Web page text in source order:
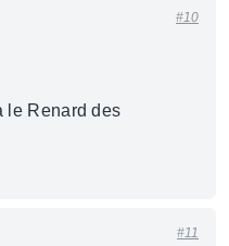
#10
le Renard des
#11